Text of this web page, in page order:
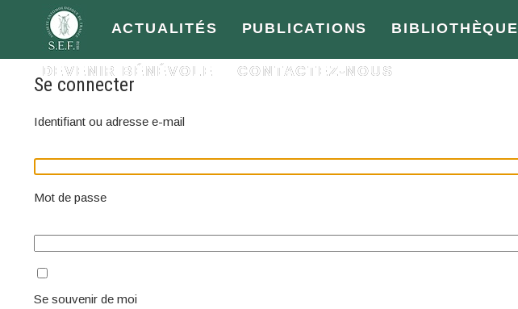
ACTUALITÉS PUBLICATIONS BIBLIOTHÈQUE
DEVENIR BÉNÉVOLE CONTACTEZ-NOUS
Se connecter
Identifiant ou adresse e-mail
Mot de passe
Se souvenir de moi